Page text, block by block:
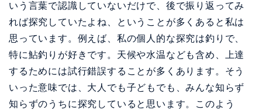
いう言葉で認識していないだけで、後で振り返ってみ
れば探究していたよね、ということが多くあると私は
思っています。例えば、私の個人的な探究は釣りで、
特に鮎釣りが好きです。天候や水温なども含め、上達
するためには試行錯誤することが多くあります。そう
いった意味では、大人でも子どもでも、みんな知らず
知らずのうちに探究していると思います。このよう